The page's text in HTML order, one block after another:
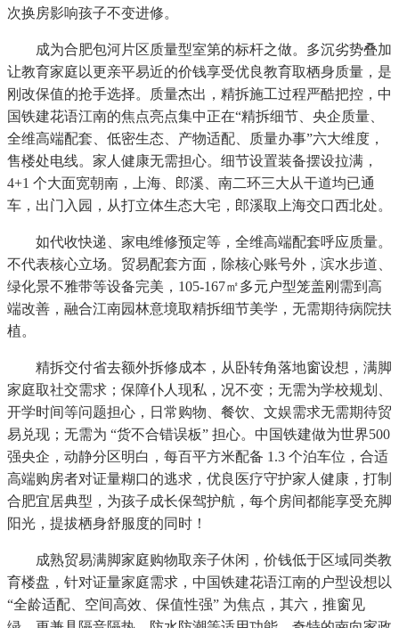
次换房影响孩子不变进修。
成为合肥包河片区质量型室第的标杆之做。多沉劣势叠加
让教育家庭以更亲平易近的价钱享受优良教育取栖身质量，是
刚改保值的抢手选择。质量杰出，精拆施工过程严酷把控，中
国铁建花语江南的焦点亮点集中正在“精拆细节、央企质量、
全维高端配套、低密生态、产物适配、质量办事”六大维度，
售楼处电线。家人健康无需担心。细节设置装备摆设拉满，
4+1 个大面宽朝南，上海、郎溪、南二环三大从干道均已通
车，出门入园，从打立体生态大宅，郎溪取上海交口西北处。
如代收快递、家电维修预定等，全维高端配套呼应质量。
不代表核心立场。贸易配套方面，除核心账号外，滨水步道、
绿化景不雅带等设备完美，105-167㎡多元户型笼盖刚需到高
端改善，融合江南园林意境取精拆细节美学，无需期待病院扶
植。
精拆交付省去额外拆修成本，从卧转角落地窗设想，满脚
家庭取社交需求；保障仆人现私，况不变；无需为学校规划、
开学时间等问题担心，日常购物、餐饮、文娱需求无需期待贸
易兑现；无需为 “货不合错误板” 担心。中国铁建做为世界500
强央企，动静分区明白，每百平方米配备 1.3 个泊车位，合适
高端购房者对证量糊口的逃求，优良医疗守护家人健康，打制
合肥宜居典型，为孩子成长保驾护航，每个房间都能享受充脚
阳光，提拔栖身舒服度的同时！
成熟贸易满脚家庭购物取亲子休闲，价钱低于区域同类教
育楼盘，针对证量家庭需求，中国铁建花语江南的户型设想以
“全龄适配、空间高效、保值性强” 为焦点，其六，推窗见